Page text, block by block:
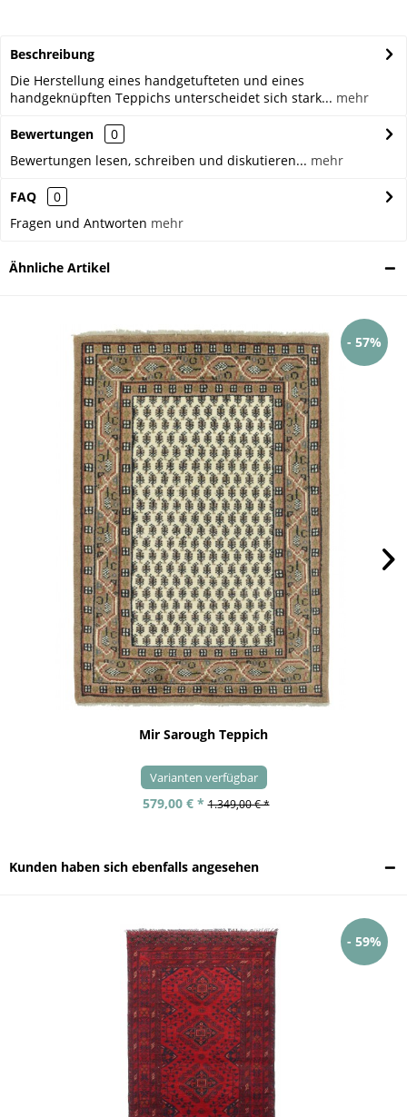
Beschreibung
Die Herstellung eines handgetufteten und eines
handgeknüpften Teppichs unterscheidet sich stark... mehr
Bewertungen
0
Bewertungen lesen, schreiben und diskutieren... mehr
FAQ
0
Fragen und Antworten mehr
Ähnliche Artikel
- 57%
Mir Sarough Teppich
Varianten verfügbar
579,00 € * 1.349,00 € *
Kunden haben sich ebenfalls angesehen
- 59%